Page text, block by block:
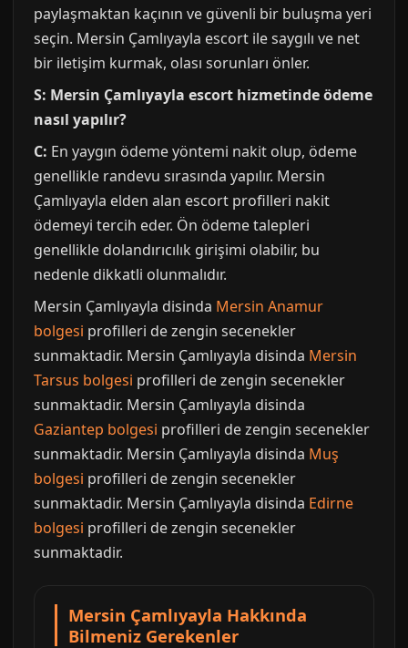
paylaşmaktan kaçının ve güvenli bir buluşma yeri
seçin. Mersin Çamlıyayla escort ile saygılı ve net
bir iletişim kurmak, olası sorunları önler.
S: Mersin Çamlıyayla escort hizmetinde ödeme
nasıl yapılır?
C: En yaygın ödeme yöntemi nakit olup, ödeme
genellikle randevu sırasında yapılır. Mersin
Çamlıyayla elden alan escort profilleri nakit
ödemeyi tercih eder. Ön ödeme talepleri
genellikle dolandırıcılık girişimi olabilir, bu
nedenle dikkatli olunmalıdır.
Mersin Çamlıyayla disinda Mersin Anamur
bolgesi profilleri de zengin secenekler
sunmaktadir. Mersin Çamlıyayla disinda Mersin
Tarsus bolgesi profilleri de zengin secenekler
sunmaktadir. Mersin Çamlıyayla disinda
Gaziantep bolgesi profilleri de zengin secenekler
sunmaktadir. Mersin Çamlıyayla disinda Muş
bolgesi profilleri de zengin secenekler
sunmaktadir. Mersin Çamlıyayla disinda Edirne
bolgesi profilleri de zengin secenekler
sunmaktadir.
Mersin Çamlıyayla Hakkında
Bilmeniz Gerekenler